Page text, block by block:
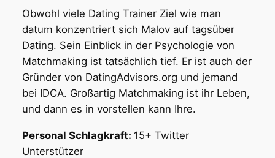
Obwohl viele Dating Trainer Ziel wie man
datum konzentriert sich Malov auf tagsüber
Dating. Sein Einblick in der Psychologie von
Matchmaking ist tatsächlich tief. Er ist auch der
Gründer von DatingAdvisors.org und jemand
bei IDCA. Großartig Matchmaking ist ihr Leben,
und dann es in vorstellen kann Ihre.
Personal Schlagkraft: 15+ Twitter
Unterstützer